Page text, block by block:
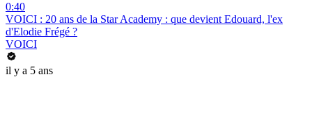
0:40
VOICI : 20 ans de la Star Academy : que devient Edouard, l'ex
d'Elodie Frégé ?
VOICI
il y a 5 ans